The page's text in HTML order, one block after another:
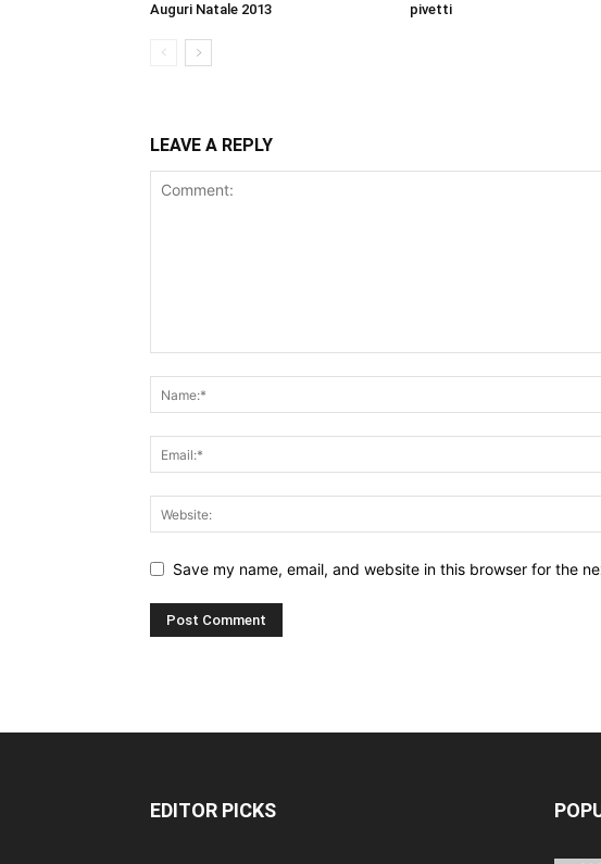
Auguri Natale 2013 pivetti
LEAVE A REPLY
Save my name, email, and website in this browser for the
EDITOR PICKS